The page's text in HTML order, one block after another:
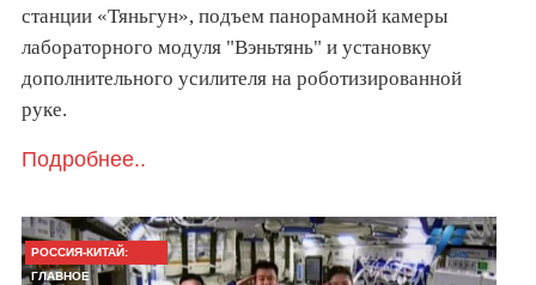
станции «Тяньгун», подъем панорамной камеры
лабораторного модуля "Вэньтянь" и установку
дополнительного усилителя на роботизированной
руке.
Подробнее..
РОССИЯ-КИТАЙ:
ГЛАВНОЕ